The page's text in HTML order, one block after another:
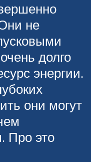
не
долго
энергии.
они могут
Про это